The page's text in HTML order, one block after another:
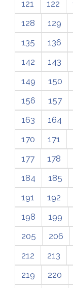
121
122
128
129
135
136
142
143
149
150
156
157
163
164
170
171
177
178
184
185
191
192
198
199
205
206
212
213
219
220